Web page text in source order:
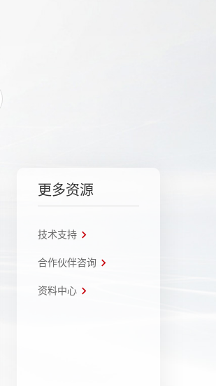
更多资源
技术支持
合作伙伴咨询
资料中心